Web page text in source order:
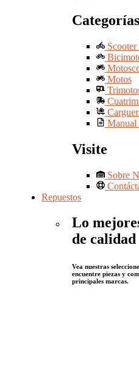
Categorías
Motos
Manual
Visite
Sobre
Repuestos
Lo
de calidad
Vea nuestras
encuentre piezas y
principales marcas.